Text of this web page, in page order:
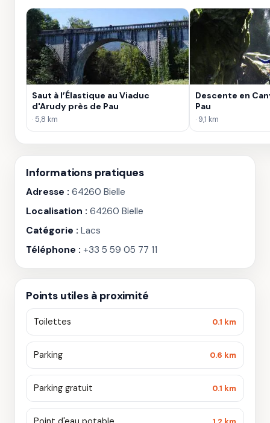
Saut à l’Élastique au Viaduc
d'Arudy près de Pau
· 5,8 km
Descente en
Pau
· 9,1 km
Informations pratiques
Adresse : 64260 Bielle
Localisation : 64260 Bielle
Catégorie : Lacs
Téléphone : +33 5 59 05 77 11
Points utiles à proximité
Toilettes 0.1 km
Parking 0.6 km
Parking gratuit 0.1 km